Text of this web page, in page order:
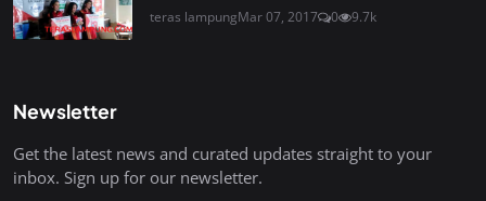
teras lampungMar 07, 2017 0 9.7k
Newsletter
Get the latest news and curated updates straight to your
inbox. Sign up for our newsletter.